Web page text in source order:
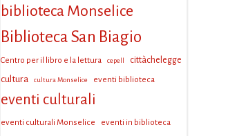
biblioteca Monselice
Biblioteca San Biagio
Centro per il libro e la lettura cepell cittàchelegge
cultura cultura Monselice eventi biblioteca
eventi culturali
eventi culturali Monselice eventi in biblioteca